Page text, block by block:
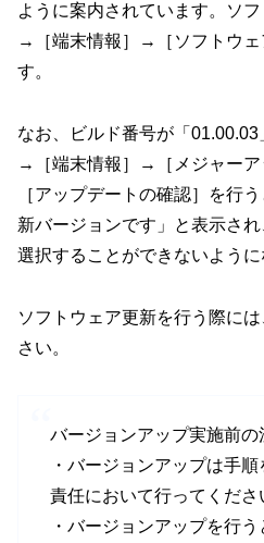
ように案内されています。ソフ
→［端末情報］→［ソフトウェ
す。
なお、ビルド番号が「01.00.03
→［端末情報］→［メジャーア
［アップデートの確認］を行
新バージョンです」と表示さ
選択することができないように
ソフトウェア更新を行う際に
さい。
バージョンアップ実施前の
・バージョンアップは手
責任において行ってくださ
・バージョンアップを行